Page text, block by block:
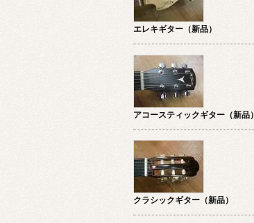
エレキギター（新品）
アコースティックギター（新品）
クラシックギター（新品）